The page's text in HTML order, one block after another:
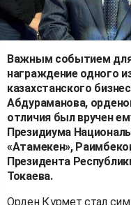
Важным событием для
награждение одного
казахстанского
Абдураманова,
отличия был вручен
Президиума
«Атамекен»,
Президента
Токаева.
Орден Құрмет стал